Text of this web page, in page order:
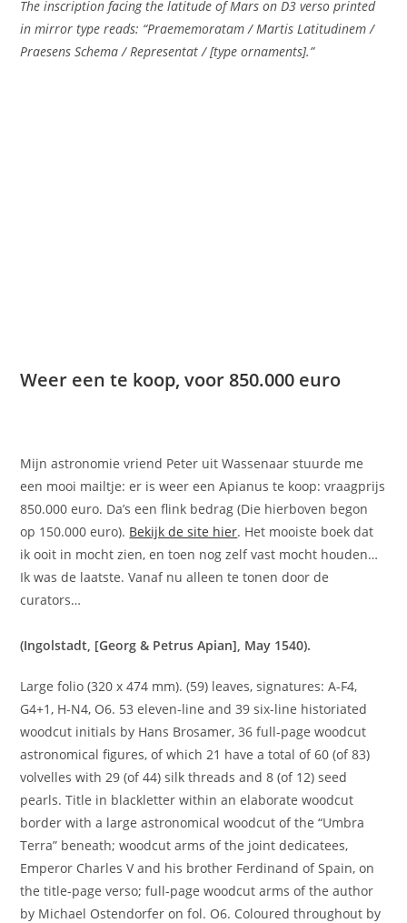
The inscription facing the latitude of Mars on D3 verso printed
in mirror type reads: “Praememoratam / Martis Latitudinem /
Praesens Schema / Representat / [type ornaments].”
Weer een te koop, voor 850.000 euro
Mijn astronomie vriend Peter uit Wassenaar stuurde me
een mooi mailtje: er is weer een Apianus te koop: vraagprijs
850.000 euro. Da’s een flink bedrag (Die hierboven begon
op 150.000 euro). Bekijk de site hier. Het mooiste boek dat
ik ooit in mocht zien, en toen nog zelf vast mocht houden…
Ik was de laatste. Vanaf nu alleen te tonen door de
curators…
(Ingolstadt, [Georg & Petrus Apian], May 1540).
Large folio (320 x 474 mm). (59) leaves, signatures: A-F4,
G4+1, H-N4, O6. 53 eleven-line and 39 six-line historiated
woodcut initials by Hans Brosamer, 36 full-page woodcut
astronomical figures, of which 21 have a total of 60 (of 83)
volvelles with 29 (of 44) silk threads and 8 (of 12) seed
pearls. Title in blackletter within an elaborate woodcut
border with a large astronomical woodcut of the “Umbra
Terra” beneath; woodcut arms of the joint dedicatees,
Emperor Charles V and his brother Ferdinand of Spain, on
the title-page verso; full-page woodcut arms of the author
by Michael Ostendorfer on fol. O6. Coloured throughout by